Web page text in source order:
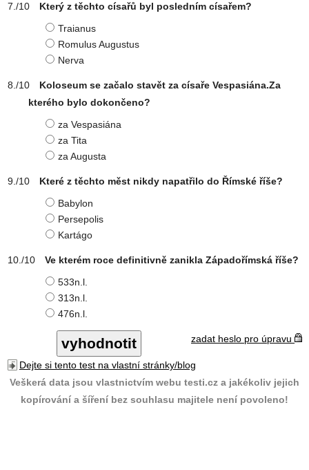
Který z těchto císařů byl posledním císařem?
Traianus
Romulus Augustus
Nerva
Koloseum se začalo stavět za císaře Vespasiána.Za
kterého bylo dokončeno?
za Vespasiána
za Tita
za Augusta
Které z těchto měst nikdy napatřilo do Římské říše?
Babylon
Persepolis
Kartágo
Ve kterém roce definitivně zanikla Západořímská říše?
533n.l.
313n.l.
476n.l.
zadat heslo pro úpravu
Dejte si tento test na vlastní stránky/blog
Veškerá data jsou vlastnictvím webu testi.cz a jakékoliv jejich
kopírování a šíření bez souhlasu majitele není povoleno!